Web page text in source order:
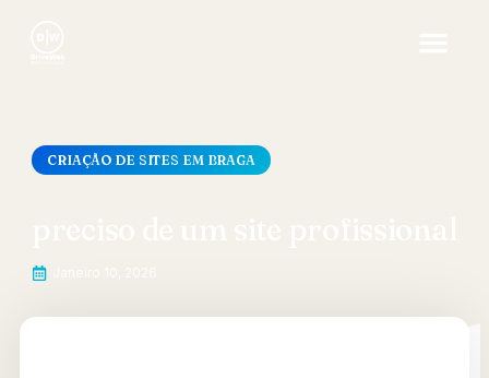
CRIAÇÃO DE SITES EM BRAGA